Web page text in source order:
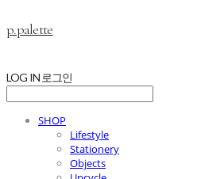
p.palette
LOG IN 로그인
SHOP
Lifestyle
Stationery
Objects